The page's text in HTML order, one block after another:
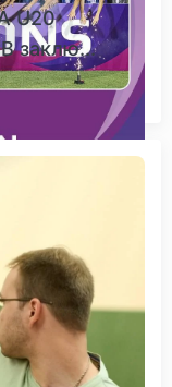
U20
заклю...